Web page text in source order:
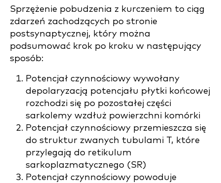
Sprzężenie pobudzenia z kurczeniem to ciąg
zdarzeń zachodzących po stronie
postsynaptycznej, który można
podsumować krok po kroku w następujący
sposób:
Potencjał czynnościowy wywołany
depolaryzacją potencjału płytki końcowej
rozchodzi się po pozostałej części
sarkolemy wzdłuż powierzchni komórki
Potencjał czynnościowy przemieszcza się
do struktur zwanych tubulami T, które
przylegają do retikulum
sarkoplazmatycznego (SR)
Potencjał czynnościowy powoduje